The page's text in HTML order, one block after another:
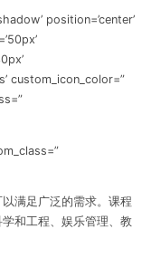
position=’center’
custom_icon_color=”
满足广泛的需求。课程
和工程、娱乐管理、教